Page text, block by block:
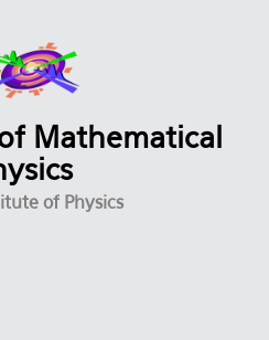
Mathematical
of Physics